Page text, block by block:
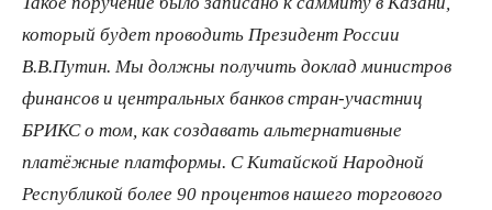
который будет проводить Президент России
В.В.Путин. Мы должны получить доклад министров
финансов и центральных банков стран-участниц
БРИКС о том, как создавать альтернативные
платёжные платформы. С Китайской Народной
Республикой более 90 процентов нашего торгового